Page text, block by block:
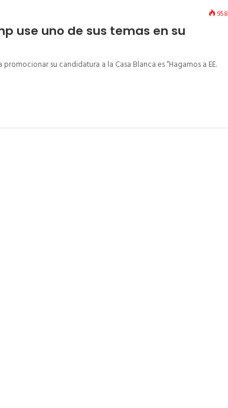
958
use uno de sus temas en su
su candidatura a la Casa Blanca es “Hagamos a EE.